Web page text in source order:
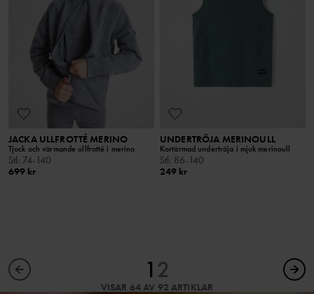
JACKA ULLFROTTÉ MERINO
Tjock och värmande ullfrotté i merino
Stl: 74-140
699 kr
UNDERTRÖJA MERINOULL
Kortärmad undertröja i mjuk merinoull
Stl: 86-140
249 kr
1 2
VISAR 64 AV 92 ARTIKLAR